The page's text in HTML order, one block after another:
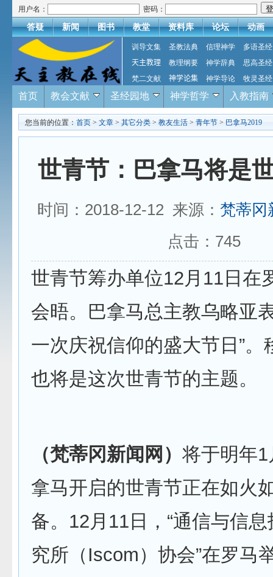
用户名： 密码：
答疑 新闻 图书 教堂 资料库 论坛 动画
训导文集 圣教法典 信理神学
多语圣经
天主教理
教理纲要 神学辞典
思高圣经
梵二文献
神学论集 神学导论 牧灵圣经
首页 教会文献 圣经园地 神学哲学 入教指南
您当前的位置： 首页 > 文章 > 其它分类 > 教友生活 > 青年节 > 巴拿马2019
世青节：巴拿马将是
时间：2018-12-12 来源： 梵蒂冈
点击： 745
世青节筹办单位12月11日在
会晤。巴拿马总主教乌略亚
一次庆祝信仰的盛大节日”。
也将是这次世青节的主题。
（梵蒂冈新闻网） 将于明年
拿马开启的世青节正在如火
备。12月11日，“通信与信
究所（Iscom）协会”在罗马